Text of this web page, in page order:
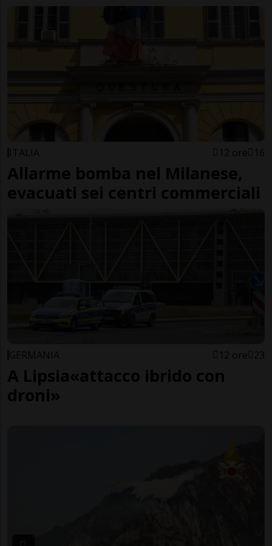
ITALIA 12 ore 16
Allarme bomba nel Milanese,
evacuati sei centri commerciali
GERMANIA 12 ore 23
A Lipsia«attacco ibrido con
droni»